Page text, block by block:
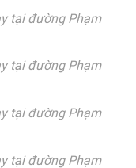
tại đường Phạm
tại đường Phạm
tại đường Phạm
tại đường Phạm